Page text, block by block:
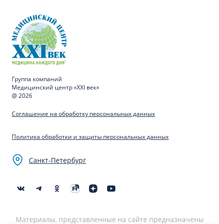
Группа компаний
Медицинский центр «XXI век»
@ 2026
Соглашение на обработку персональных данных
Политика обработки и защиты персональных данных
Санкт-Петербург
Материалы, представленные на сайте предназначены